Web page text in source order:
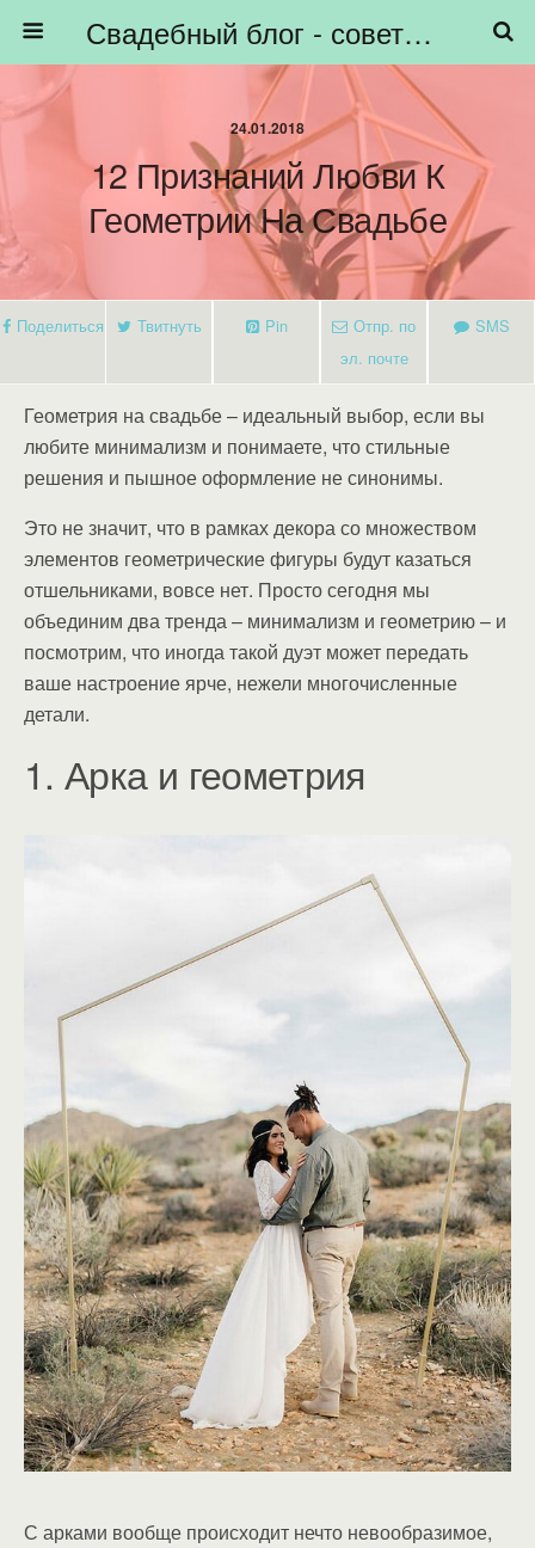
Свадебный блог - советы невестам, подготовка к свадьбе - HiBride
24.01.2018
12 Признаний Любви К
Геометрии На Свадьбе
Поделиться Твитнуть Pin
Отпр. по
эл. почте
SMS
Геометрия на свадьбе – идеальный выбор, если вы
любите минимализм и понимаете, что стильные
решения и пышное оформление не синонимы.
Это не значит, что в рамках декора со множеством
элементов геометрические фигуры будут казаться
отшельниками, вовсе нет. Просто сегодня мы
объединим два тренда – минимализм и геометрию – и
посмотрим, что иногда такой дуэт может передать
ваше настроение ярче, нежели многочисленные
детали.
1. Арка и геометрия
С арками вообще происходит нечто невообразимое,